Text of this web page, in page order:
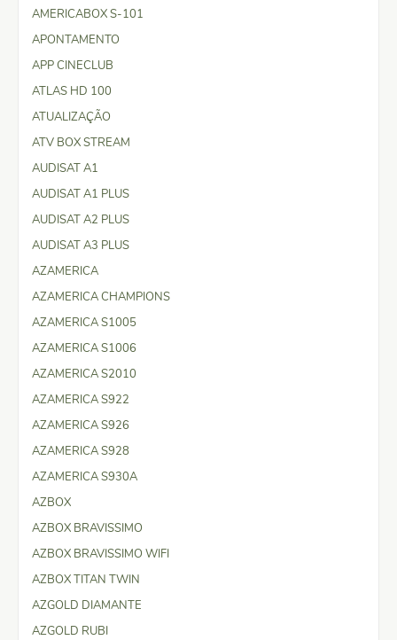
AMERICABOX S-101
APONTAMENTO
APP CINECLUB
ATLAS HD 100
ATUALIZAÇÃO
ATV BOX STREAM
AUDISAT A1
AUDISAT A1 PLUS
AUDISAT A2 PLUS
AUDISAT A3 PLUS
AZAMERICA
AZAMERICA CHAMPIONS
AZAMERICA S1005
AZAMERICA S1006
AZAMERICA S2010
AZAMERICA S922
AZAMERICA S926
AZAMERICA S928
AZAMERICA S930A
AZBOX
AZBOX BRAVISSIMO
AZBOX BRAVISSIMO WIFI
AZBOX TITAN TWIN
AZGOLD DIAMANTE
AZGOLD RUBI